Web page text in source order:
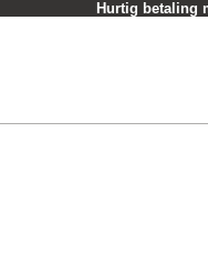
Hurtig betaling